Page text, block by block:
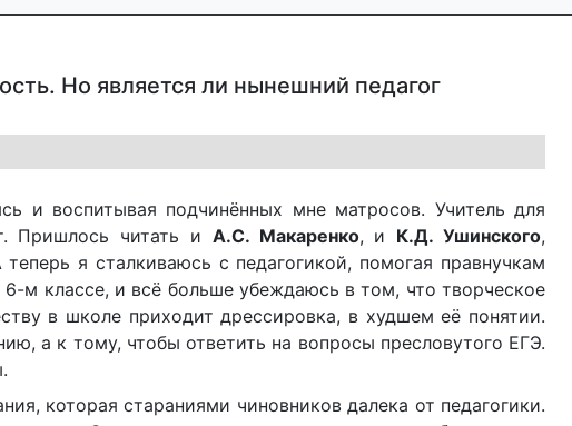
Но является ли нынешний педагог
и воспитывая подчинённых мне матросов. Учитель для
Пришлось читать и А.С. Макаренко, и К.Д. Ушинского,
я сталкиваюсь с педагогикой, помогая правнучкам
м классе, и всё больше убеждаюсь в том, что творческое
в школе приходит дрессировка, в худшем её понятии.
а к тому, чтобы ответить на вопросы пресловутого ЕГЭ.
которая стараниями чиновников далека от педагогики.